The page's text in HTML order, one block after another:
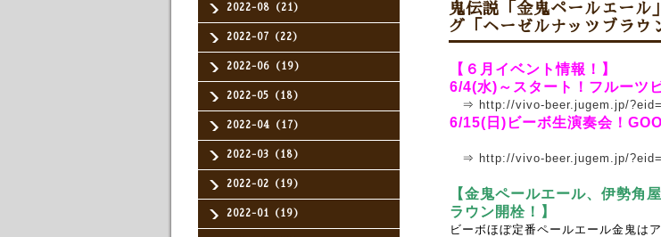
2022-08（21）
2022-07（22）
2022-06（19）
2022-05（18）
2022-04（17）
2022-03（18）
2022-02（19）
2022-01（19）
鬼伝説「金鬼ペールエール
グ「ヘーゼルナッツブラウ
【６月イベント情報！】
6/4(水)～スタート！フルーツ
⇒ http://vivo-beer.jugem.jp/
6/15(日)ビーボ生演奏会！
⇒ http://vivo-beer.jugem.jp/
【金鬼ペールエール、伊勢角
ラウン開栓！】
ビーボほぼ定番ペールエール金鬼は